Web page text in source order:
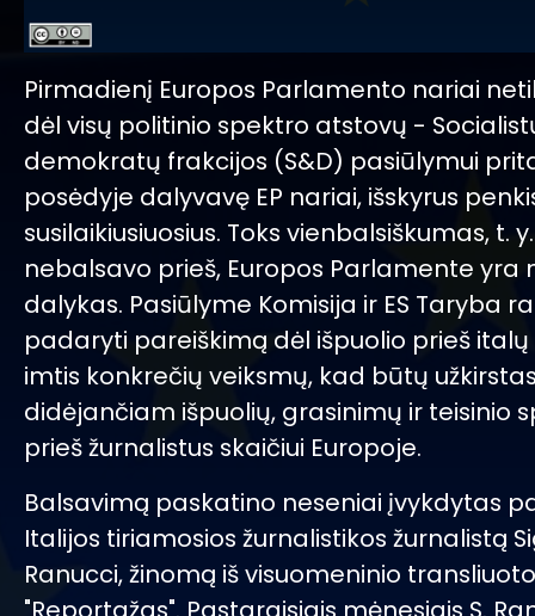
Pirmadienį Europos Parlamento nariai
dėl visų politinio spektro atstovų -
demokratų frakcijos (S&D) pasiūlymui
posėdyje dalyvavę EP nariai, išskyrus
susilaikiusiuosius. Toks vienbalsiškumas, t.
nebalsavo prieš, Europos Parlamente yra
dalykas. Pasiūlyme Komisija ir ES Taryba
padaryti pareiškimą dėl išpuolio prieš italų
imtis konkrečių veiksmų, kad būtų
didėjančiam išpuolių, grasinimų ir teisinio
prieš žurnalistus skaičiui Europoje.
Balsavimą paskatino neseniai įvykdytas
Italijos tiriamosios žurnalistikos žurnalistą
Ranucci, žinomą iš visuomeninio